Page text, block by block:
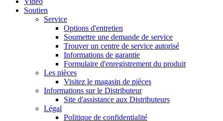
Soutien
Service
Options d'entretien
Soumettre une demande de service
Trouver un centre de service autorisé
Informations de garantie
Formulaire d'enregistrement du produit
Les pièces
Visitez le magasin de pièces
Informations sur le Distributeur
Site d'assistance aux Distributeurs
Légal
Politique de confidentialité